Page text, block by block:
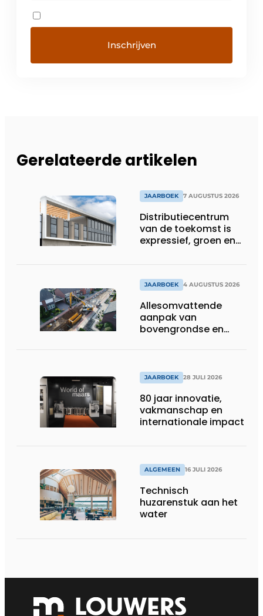
Gerelateerde artikelen
JAARBOEK 7 AUGUSTUS 2026
Distributiecentrum
van de toekomst is
expressief, groen en
JAARBOEK 4 AUGUSTUS 2026
Allesomvattende
aanpak van
bovengrondse en
JAARBOEK 28 JULI 2026
80 jaar innovatie,
vakmanschap en
internationale impact
ALGEMEEN 16 JULI 2026
Technisch
huzarenstuk aan het
water